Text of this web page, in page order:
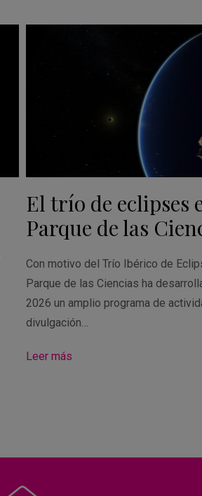
El trío de eclipses
Parque de las
Con motivo del Trío Ibérico de
Parque de las Ciencias ha
2026 un amplio programa de
divulgación…
Leer más